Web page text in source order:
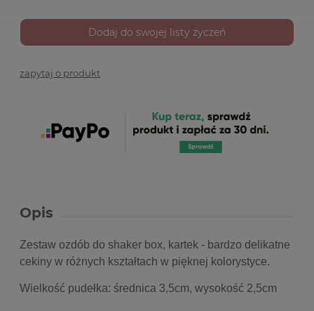
Dodaj do swojej listy życzeń
zapytaj o produkt
Opis
Zestaw ozdób do shaker box, kartek - bardzo delikatne
cekiny w różnych kształtach w pięknej kolorystyce.
Wielkość pudełka: średnica 3,5cm, wysokość 2,5cm